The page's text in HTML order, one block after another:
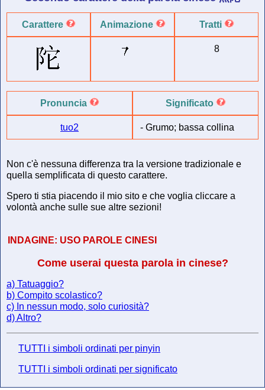
Carattere Animazione Tratti
8
Pronuncia
tuo2
Significato
- Grumo; bassa collina
Non c'è nessuna differenza tra la versione tradizionale e
quella semplificata di questo carattere.
Spero ti stia piacendo il mio sito e che voglia cliccare a
volontà anche sulle sue altre sezioni!
INDAGINE: USO PAROLE CINESI
Come userai questa parola in cinese?
a) Tatuaggio?
b) Compito scolastico?
c) In nessun modo, solo curiosità?
d) Altro?
TUTTI i simboli ordinati per pinyin
TUTTI i simboli ordinati per significato